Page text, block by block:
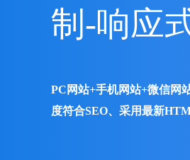
制-响应
PC网站+手机网站+微信网
度符合SEO、采用最新